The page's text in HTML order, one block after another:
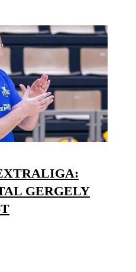
GERGELY